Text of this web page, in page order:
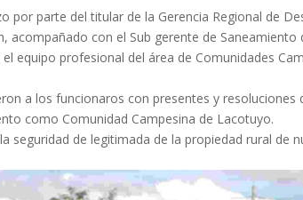
por parte del titular de la Gerencia Regional de
acompañado con el Sub gerente de Saneamiento
equipo profesional del área de Comunidades
a los funcionaros con presentes y resoluciones
como Comunidad Campesina de Lacotuyo.
seguridad de legitimada de la propiedad rural de